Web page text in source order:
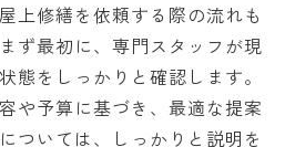
上修繕を依頼する際の流れも
ず最初に、専門スタッフが現
態をしっかりと確認します。
や予算に基づき、最適な提案
ついては、しっかりと説明を